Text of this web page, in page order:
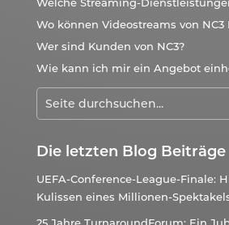
Wo können Videostreams von NC3
Wer sind Kunden von NC3?
Wie kann ich mir ein Angebot
Die letzten Blog Beiträge
UEFA-Conference-League-Finale:
Kulissen eines Millionen-